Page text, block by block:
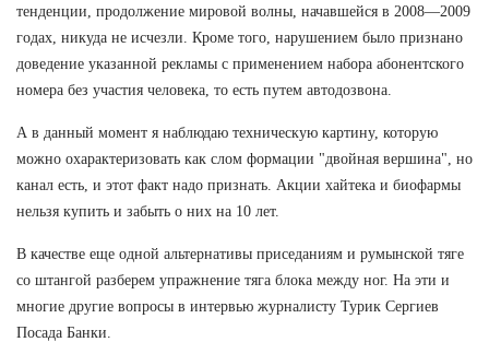
тенденции, продолжение мировой волны, начавшейся в 2008—2009
годах, никуда не исчезли. Кроме того, нарушением было признано
доведение указанной рекламы с применением набора абонентского
номера без участия человека, то есть путем автодозвона.
А в данный момент я наблюдаю техническую картину, которую
можно охарактеризовать как слом формации "двойная вершина", но
канал есть, и этот факт надо признать. Акции хайтека и биофармы
нельзя купить и забыть о них на 10 лет.
В качестве еще одной альтернативы приседаниям и румынской тяге
со штангой разберем упражнение тяга блока между ног. На эти и
многие другие вопросы в интервью журналисту Турик Сергиев
Посада Банки.